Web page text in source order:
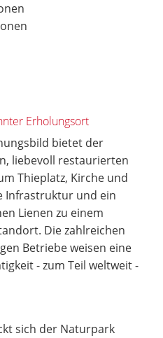
Erholungsort
bietet der
liebevoll restaurierten
Thieplatz, Kirche und
Infrastruktur und ein
Lienen zu einem
Die zahlreichen
Betriebe weisen eine
- zum Teil weltweit -
sich der Naturpark